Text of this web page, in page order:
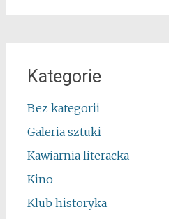
Kategorie
Bez kategorii
Galeria sztuki
Kawiarnia literacka
Kino
Klub historyka